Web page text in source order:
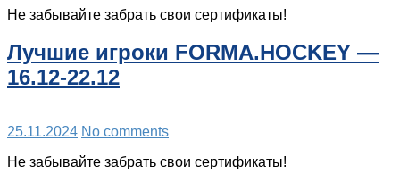
Не забывайте забрать свои сертификаты!
Лучшие игроки FORMA.HOCKEY —
16.12-22.12
25.11.2024 No comments
Не забывайте забрать свои сертификаты!